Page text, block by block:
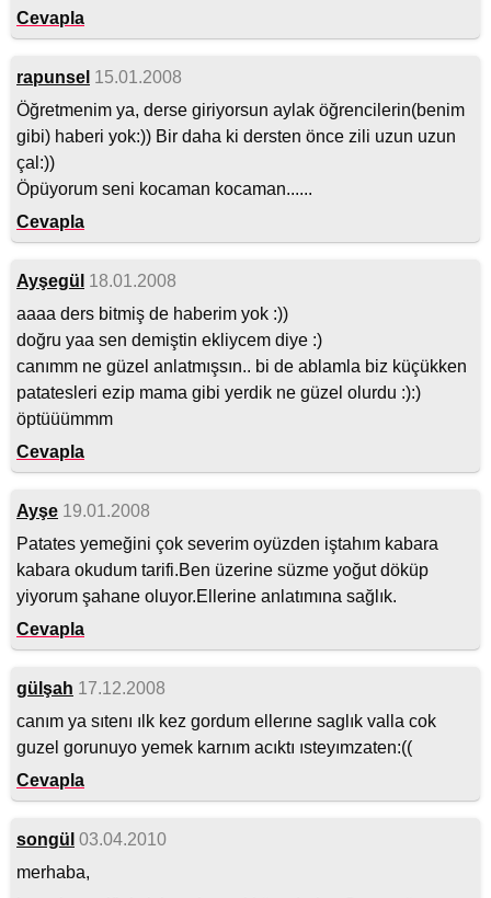
Cevapla
rapunsel 15.01.2008
Öğretmenim ya, derse giriyorsun aylak öğrencilerin(benim
gibi) haberi yok:)) Bir daha ki dersten önce zili uzun uzun
çal:))
Öpüyorum seni kocaman kocaman......
Cevapla
Ayşegül 18.01.2008
aaaa ders bitmiş de haberim yok :))
doğru yaa sen demiştin ekliycem diye :)
canımm ne güzel anlatmışsın.. bi de ablamla biz küçükken
patatesleri ezip mama gibi yerdik ne güzel olurdu :):)
öptüüümmm
Cevapla
Ayşe 19.01.2008
Patates yemeğini çok severim oyüzden iştahım kabara
kabara okudum tarifi.Ben üzerine süzme yoğut döküp
yiyorum şahane oluyor.Ellerine anlatımına sağlık.
Cevapla
gülşah 17.12.2008
canım ya sıtenı ılk kez gordum ellerıne saglık valla cok
guzel gorunuyo yemek karnım acıktı ısteyımzaten:((
Cevapla
songül 03.04.2010
merhaba,